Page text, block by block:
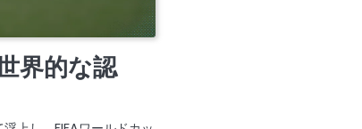
界的な認